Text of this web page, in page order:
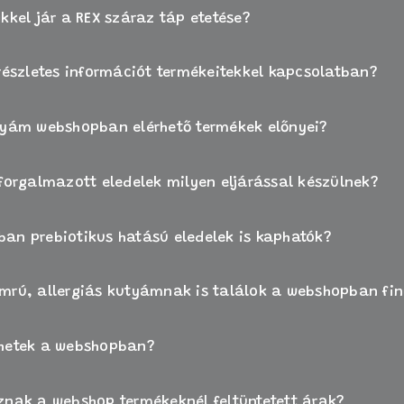
jár a REX száraz táp etetése?
információt termékeitekkel kapcsolatban?
webshopban elérhető termékek előnyei?
eledelek milyen eljárással készülnek?
prebiotikus hatású eledelek is kaphatók?
allergiás kutyámnak is találok a webshopban
a webshopban?